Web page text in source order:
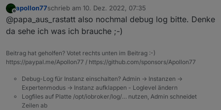
Wenn Zigbee lokal verbunden ist:Ich
kann am iobroker den Status zum
senden beoachten, wie die
Sekunden wieder rot werden.
apollon77schrieb am 10. Dez. 2022, 07:35
zuletzt editiert von
@papa_aus_rastatt also nochmal debug log bitte. Denke
da sehe ich was ich brauche ;-)
Beitrag hat geholfen? Votet rechts unten im Beitrag :-)
https://paypal.me/Apollon77 / https://github.com/sponsors/Apollon77
Debug-Log für Instanz einschalten? Admin -> Instanzen ->
Expertenmodus -> Instanz aufklappen - Loglevel ändern
Logfiles auf Platte /opt/iobroker/log/… nutzen, Admin schneidet
Zeilen ab